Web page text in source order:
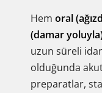
Hem oral
(damar
uzun süreli
olduğunda
preparatlar,